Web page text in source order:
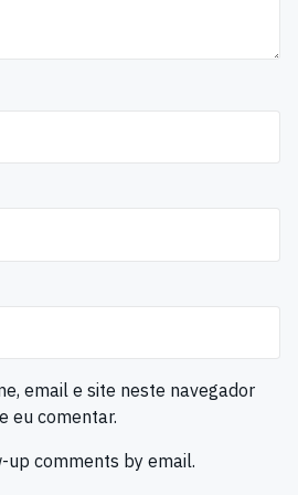
email e site neste navegador
eu comentar.
comments by email.